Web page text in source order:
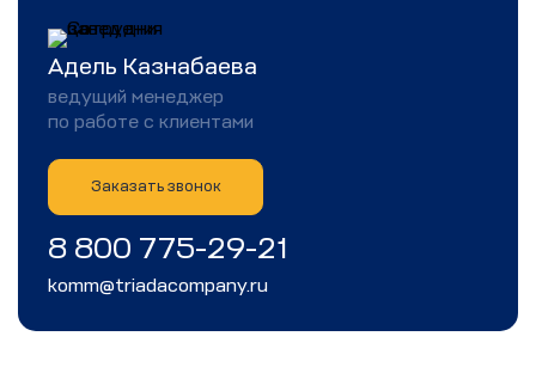
Адель Казнабаева
ведущий менеджер
по работе с клиентами
Заказать звонок
8 800 775-29-21
komm@triadacompany.ru